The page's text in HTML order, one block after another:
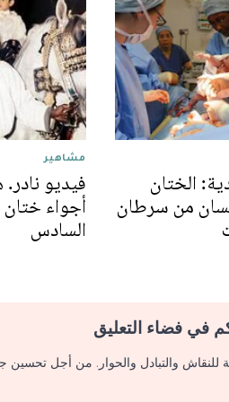
الختان
من سرطان
مشاهير
فيديو
أجواء
السادس
في فضاء التعليق
للنقاش والتبادل والحوار. من أجل تحسين